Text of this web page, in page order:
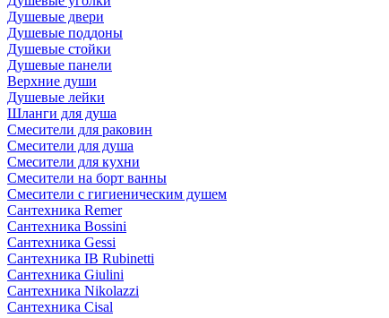
Душевые двери
Душевые поддоны
Душевые стойки
Душевые панели
Верхние души
Душевые лейки
Шланги для душа
Смесители для раковин
Смесители для душа
Смесители для кухни
Смесители на борт ванны
Смесители с гигиеническим душем
Сантехника Remer
Сантехника Bossini
Сантехника Gessi
Сантехника IB Rubinetti
Сантехника Giulini
Сантехника Nikolazzi
Сантехника Cisal